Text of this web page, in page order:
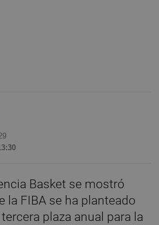
Basket se mostró
la FIBA se ha planteado
plaza anual para la